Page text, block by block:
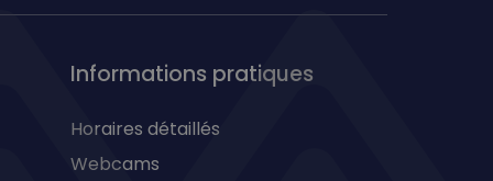
Informations pratiques
Horaires détaillés
Webcams